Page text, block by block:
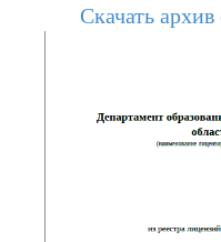
Скачать